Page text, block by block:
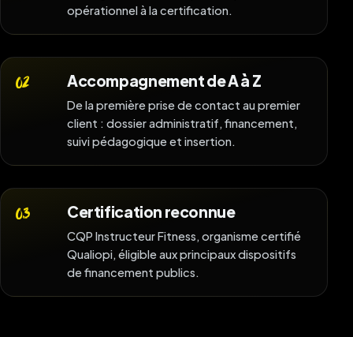
opérationnel à la certification.
02 Accompagnement de A à Z
De la première prise de contact au premier
client : dossier administratif, financement,
suivi pédagogique et insertion.
03 Certification reconnue
CQP Instructeur Fitness, organisme certifié
Qualiopi, éligible aux principaux dispositifs
de financement publics.